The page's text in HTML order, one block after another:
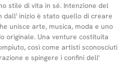
stile di vita in sé. Intenzione del
dall' inizio è stato quello di creare
unisce arte, musica, moda e uno
originale. Una venture costituita
così come artisti sconosciuti
e spingere i confini dell'